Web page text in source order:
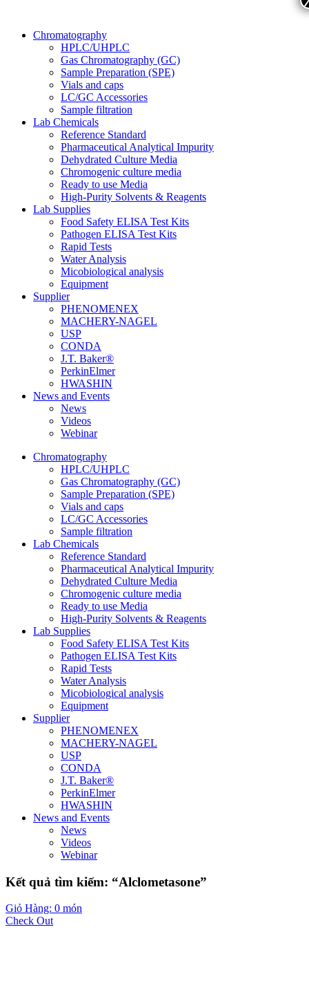
Chromatography
HPLC/UHPLC
Gas Chromatography (GC)
Sample Preparation (SPE)
Vials and caps
LC/GC Accessories
Sample filtration
Lab Chemicals
Reference Standard
Pharmaceutical Analytical Impurity
Dehydrated Culture Media
Chromogenic culture media
Ready to use Media
High-Purity Solvents & Reagents
Lab Supplies
Food Safety ELISA Test Kits
Pathogen ELISA Test Kits
Rapid Tests
Water Analysis
Micobiological analysis
Equipment
Supplier
PHENOMENEX
MACHERY-NAGEL
USP
CONDA
J.T. Baker®
PerkinElmer
HWASHIN
News and Events
News
Videos
Webinar
Chromatography
HPLC/UHPLC
Gas Chromatography (GC)
Sample Preparation (SPE)
Vials and caps
LC/GC Accessories
Sample filtration
Lab Chemicals
Reference Standard
Pharmaceutical Analytical Impurity
Dehydrated Culture Media
Chromogenic culture media
Ready to use Media
High-Purity Solvents & Reagents
Lab Supplies
Food Safety ELISA Test Kits
Pathogen ELISA Test Kits
Rapid Tests
Water Analysis
Micobiological analysis
Equipment
Supplier
PHENOMENEX
MACHERY-NAGEL
USP
CONDA
J.T. Baker®
PerkinElmer
HWASHIN
News and Events
News
Videos
Webinar
Kết quả tìm kiếm: “Alclometasone”
Giỏ Hàng: 0 món
Check Out